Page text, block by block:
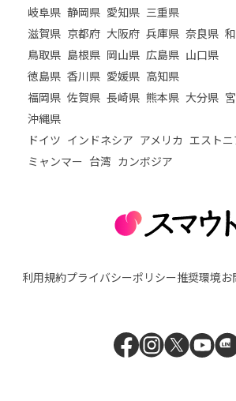
岐阜県 静岡県 愛知県 三重県
滋賀県 京都府 大阪府 兵庫県 奈良県
鳥取県 島根県 岡山県 広島県 山口県
徳島県 香川県 愛媛県 高知県
福岡県 佐賀県 長崎県 熊本県 大分県
沖縄県
ドイツ インドネシア アメリカ エストニ
ミャンマー 台湾 カンボジア
利用規約プライバシーポリシー推奨環境お